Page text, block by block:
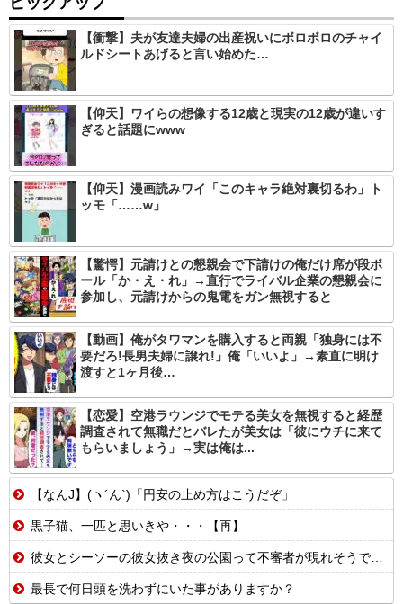
【衝撃】夫が友達夫婦の出産祝いにボロボロのチャイ
ルドシートあげると言い始めた…
【仰天】ワイらの想像する12歳と現実の12歳が違いす
ぎると話題にwww
【仰天】漫画読みワイ「このキャラ絶対裏切るわ」ト
ッモ「……w」
【驚愕】元請けとの懇親会で下請けの俺だけ席が段ボ
ール「か・え・れ」→直行でライバル企業の懇親会に
参加し、元請けからの鬼電をガン無視すると
【動画】俺がタワマンを購入すると両親「独身には不
要だろ!長男夫婦に譲れ!」俺「いいよ」→素直に明け
渡すと1ヶ月後…
【恋愛】空港ラウンジでモテる美女を無視すると経歴
調査されて無職だとバレたが美女は「彼にウチに来て
もらいましょう」→実は俺は...
【なんJ】(ヽ´ん`)「円安の止め方はこうだぞ」
黒子猫、一匹と思いきや・・・【再】
彼女とシーソーの彼女抜き夜の公園って不審者が現れそうで怖いんだよな
最長で何日頭を洗わずにいた事がありますか？